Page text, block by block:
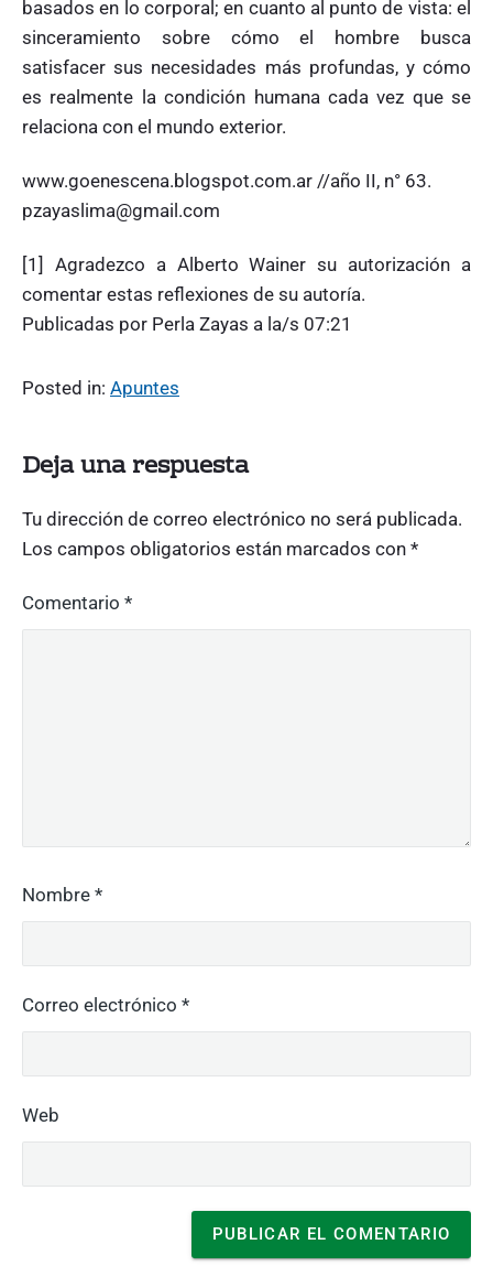
basados en lo corporal; en cuanto al punto de vista: el
sinceramiento sobre cómo el hombre busca
satisfacer sus necesidades más profundas, y cómo
es realmente la condición humana cada vez que se
relaciona con el mundo exterior.
www.goenescena.blogspot.com.ar //año II, n° 63.
pzayaslima@gmail.com
[1] Agradezco a Alberto Wainer su autorización a
comentar estas reflexiones de su autoría.
Publicadas por Perla Zayas a la/s 07:21
Posted in: Apuntes
Deja una respuesta
Tu dirección de correo electrónico no será publicada.
Los campos obligatorios están marcados con *
Comentario *
Nombre *
Correo electrónico *
Web